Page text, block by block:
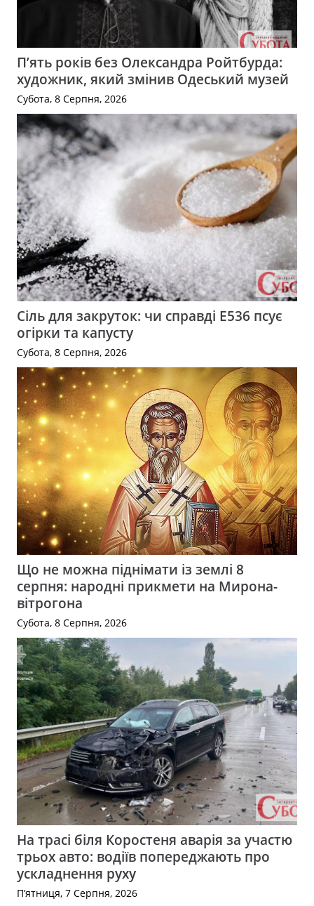
П’ять років без Олександра Ройтбурда:
художник, який змінив Одеський музей
Субота, 8 Серпня, 2026
Сіль для закруток: чи справді Е536 псує
огірки та капусту
Субота, 8 Серпня, 2026
Що не можна піднімати із землі 8
серпня: народні прикмети на Мирона-
вітрогона
Субота, 8 Серпня, 2026
На трасі біля Коростеня аварія за участю
трьох авто: водіїв попереджають про
ускладнення руху
П’ятниця, 7 Серпня, 2026